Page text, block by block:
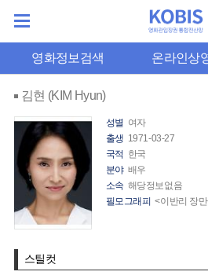
영화정보검색 온라인상
김현 (KIM Hyun)
성별 여자
출생 1971-03-27
국적 한국
분야 배우
소속 해당정보없음
필모그래피 <이반리 장
스틸컷